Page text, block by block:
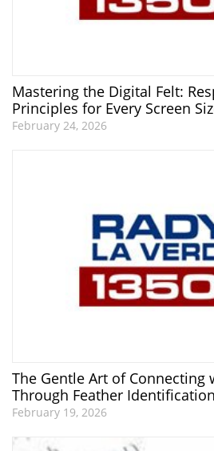
Mastering the Digital Felt:
Principles for Every Screen
February 24, 2026
The Gentle Art of Connecting
Through Feather
February 19, 2026